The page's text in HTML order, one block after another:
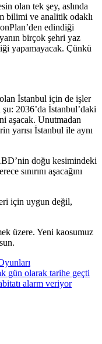
olan tek şey, aslında
bilimi ve analitik odaklı
edindiği
birçok şehri yaz
yapamayacak. Çünkü
İstanbul için de işler
2036’da İstanbul’daki
aşacak. Unutmadan
yarısı İstanbul ile aynı
doğu kesimindeki
sınırını aşacağını
için uygun değil,
üzere. Yeni kaosumuz
gün olarak tarihe geçti
alarm veriyor